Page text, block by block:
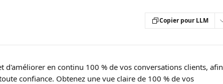
Copier pour LLM
d'améliorer en continu 100 % de vos conversations clients, afin
confiance. Obtenez une vue claire de 100 % de vos